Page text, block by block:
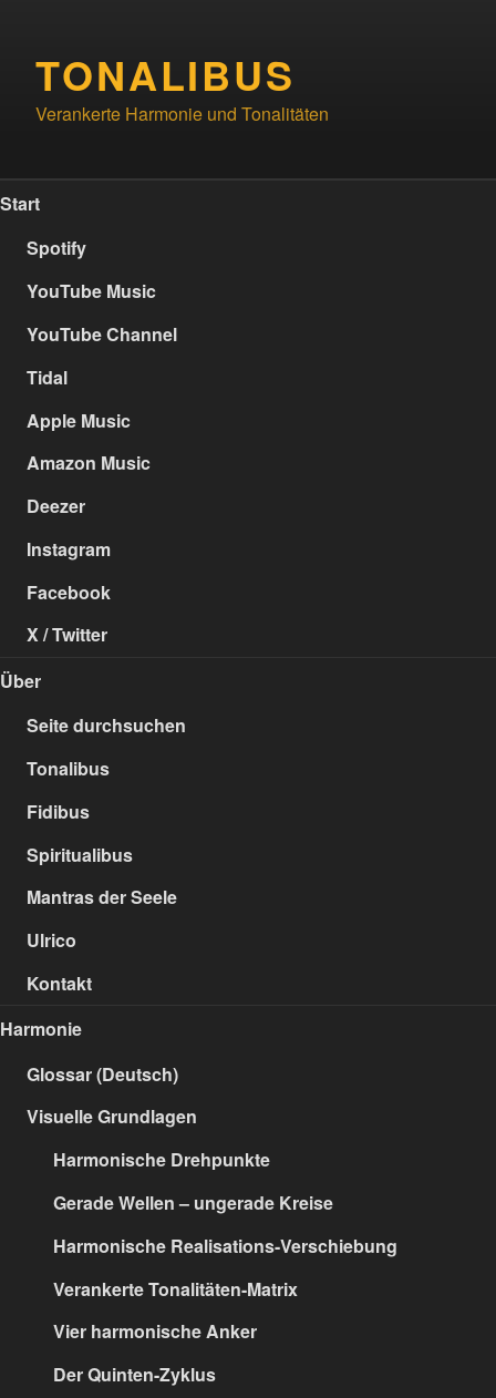
springenTONALIBUS
Verankerte Harmonie und Tonalitäten
Start
Spotify
YouTube Music
YouTube Channel
Tidal
Apple Music
Amazon Music
Deezer
Instagram
Facebook
X / Twitter
Über
Seite durchsuchen
Tonalibus
Fidibus
Spiritualibus
Mantras der Seele
Ulrico
Kontakt
Harmonie
Glossar (Deutsch)
Visuelle Grundlagen
Harmonische Drehpunkte
Gerade Wellen – ungerade Kreise
Harmonische Realisations-Verschiebung
Verankerte Tonalitäten-Matrix
Vier harmonische Anker
Der Quinten-Zyklus